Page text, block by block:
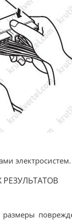
электросистем.